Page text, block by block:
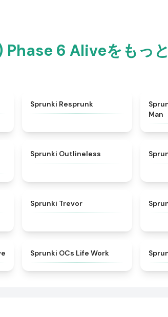
6 Aliveをもっ
Sprunki Resprunk
Man
Sprunki Outlineless
Sprunki Trevor
★
Sprunki OCs Life Work